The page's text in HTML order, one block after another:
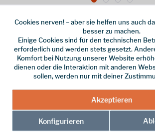
Dieser Artikel steht derzeit nicht
63,95 € *
inkl. MwSt.zzgl. Versandkosten
Merken
OD-TSK
Beschreibung
Cookies nerven! – aber sie helfen uns auch
besser zu machen.
Einige Cookies sind für den technischen
erforderlich und werden stets gesetzt.
Komfort bei Nutzung unserer Website
dienen oder die Interaktion mit anderen
sollen, werden nur mit deiner
Akzeptieren
Konfigurieren